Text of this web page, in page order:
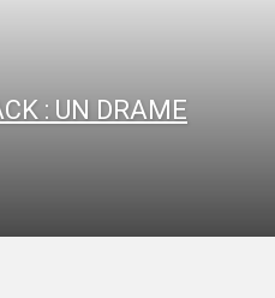
: UN DRAME